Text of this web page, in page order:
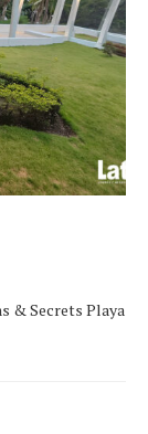
& Secrets Playa